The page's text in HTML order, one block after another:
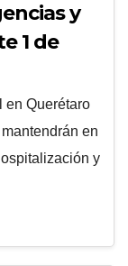
y
1 de
en Querétaro
en
y